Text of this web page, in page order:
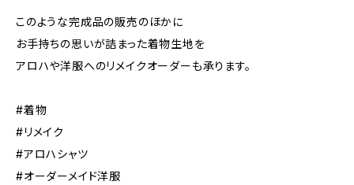
このような完成品の販売のほかに
お手持ちの思いが詰まった着物生地を
アロハや洋服へのリメイクオーダーも承ります。
#着物
#リメイク
#アロハシャツ
#オーダーメイド洋服